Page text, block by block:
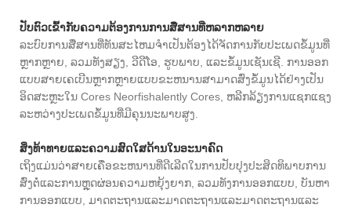
ປັບຕົວເຂົ້າກັບຄວາມຕ້ອງການການສື່ສານທີ່ຫລາກຫລາຍ
ລະບົບການສື່ສານທີ່ທັນສະໄຫມຈໍາເປັນຕ້ອງໄດ້ຈັດການກັບປະເພດຂໍ້ມູນທີ່
ຫຼາກຫຼາຍ, ລວມທັງສຽງ, ວີດີໂອ, ຮູບພາບ, ແລະຂໍ້ມູນເຊັນເຊີ. ການອອກ
ແບບສາຍເຄເບີນຫຼາກຫຼາຍແບບຂະຫນານສາມາດສົ່ງຂໍ້ມູນໄດ້ຢ່າງເປັນ
ອິດສະຫຼະໃນ Cores Neorfishalently Cores, ຫລີກລ້ຽງການແຊກແຊງ
ລະຫວ່າງປະເພດຂໍ້ມູນທີ່ມີຄຸນນະພາບສູງ.
ສິ່ງທ້າທາຍແລະຄວາມສົດໃສດ້ານໃນອະນາຄົດ
ເຖິງແມ່ນວ່າສາຍເຄື່ອຂະຫນານທີ່ດີເລີດໃນການປັບປຸງປະສິດທິພາບການ
ສົ່ງຕໍ່ແລະການຫຼຸດຜ່ອນຄວາມຫຍຸ້ງຍາກ, ລວມທັງການອອກແບບ, ບັນຫາ
ການອອກແບບ, ມາດຕະຖານແລະມາດຕະຖານແລະມາດຕະຖານແລະ